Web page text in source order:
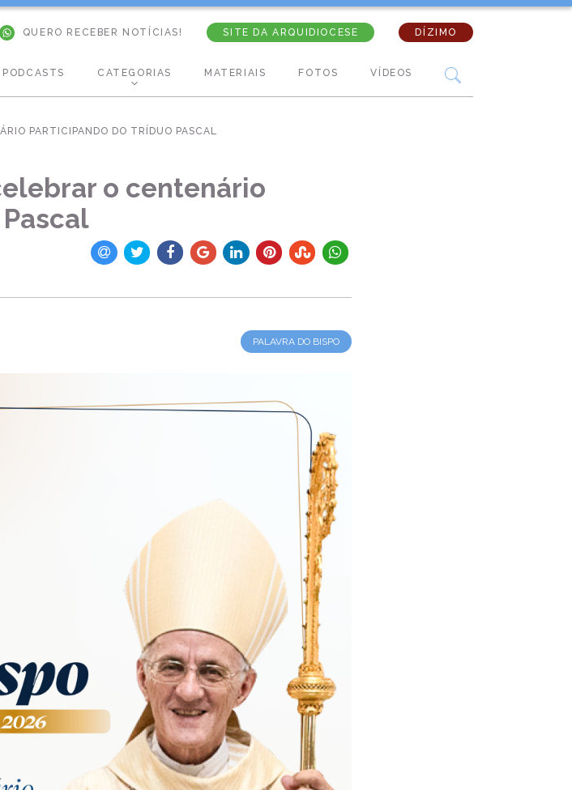
DÍZIMO
SITE DA ARQUIDIOCESE
QUERO RECEBER NOTÍCIAS!
VÍDEOS
FOTOS
MATERIAIS
CATEGORIAS
PODCASTS
PARTICIPANDO DO TRÍDUO PASCAL
o centenário
PALAVRA DO BISPO